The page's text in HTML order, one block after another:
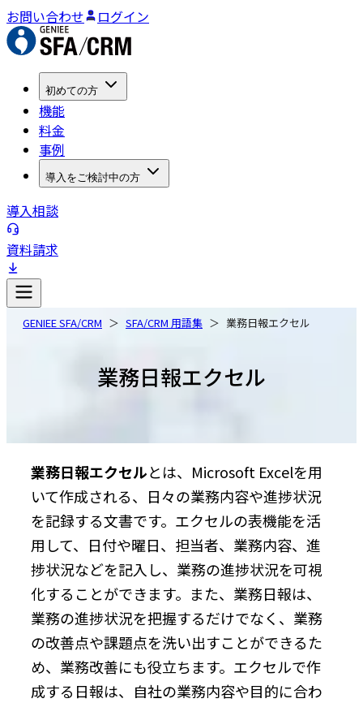
お問い合わせ ログイン
初めての方
機能
料金
事例
導入をご検討中の方
導入相談
資料請求
GENIEE SFA/CRM SFA/CRM 用語集 業務日報エクセル
業務日報エクセル
業務日報エクセルとは、Microsoft Excelを用
いて作成される、日々の業務内容や進捗状況
を記録する文書です。エクセルの表機能を活
用して、日付や曜日、担当者、業務内容、進
捗状況などを記入し、業務の進捗状況を可視
化することができます。また、業務日報は、
業務の進捗状況を把握するだけでなく、業務
の改善点や課題点を洗い出すことができるた
め、業務改善にも役立ちます。エクセルで作
成する日報は、自社の業務内容や目的に合わ